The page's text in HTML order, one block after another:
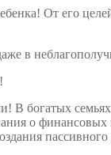
От его
в
В богатых
о
пассивного